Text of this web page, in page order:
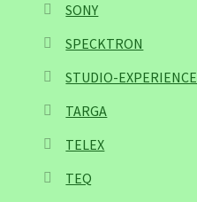
SONY
SPECKTRON
STUDIO-EXPERIENCE
TARGA
TELEX
TEQ